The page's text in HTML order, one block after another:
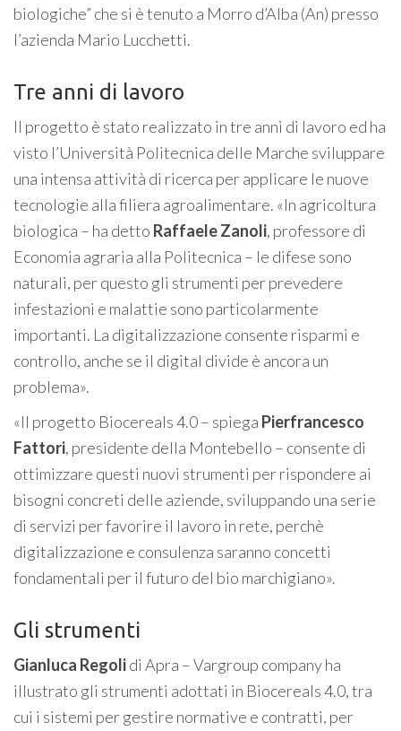
biologiche” che si è tenuto a Morro d’Alba (An) presso
l’azienda Mario Lucchetti.
Tre anni di lavoro
Il progetto è stato realizzato in tre anni di lavoro ed ha
visto l’Università Politecnica delle Marche sviluppare
una intensa attività di ricerca per applicare le nuove
tecnologie alla filiera agroalimentare. «In agricoltura
biologica – ha detto Raffaele Zanoli, professore di
Economia agraria alla Politecnica – le difese sono
naturali, per questo gli strumenti per prevedere
infestazioni e malattie sono particolarmente
importanti. La digitalizzazione consente risparmi e
controllo, anche se il digital divide è ancora un
problema».
«Il progetto Biocereals 4.0 – spiega Pierfrancesco
Fattori, presidente della Montebello – consente di
ottimizzare questi nuovi strumenti per rispondere ai
bisogni concreti delle aziende, sviluppando una serie
di servizi per favorire il lavoro in rete, perchè
digitalizzazione e consulenza saranno concetti
fondamentali per il futuro del bio marchigiano».
Gli strumenti
Gianluca Regolidi Apra – Vargroup company ha
illustrato gli strumenti adottati in Biocereals 4.0, tra
cui i sistemi per gestire normative e contratti, per